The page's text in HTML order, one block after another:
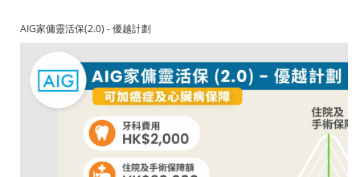
AIG家傭靈活保(2.0) - 優越計劃